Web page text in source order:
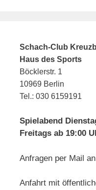
Schach-Club
Haus des Sports
Böcklerstr. 1
10969 Berlin
Tel.: 030 6159191
Spielabend
Freitags ab 19:00
Anfragen per Mail an
Anfahrt mit